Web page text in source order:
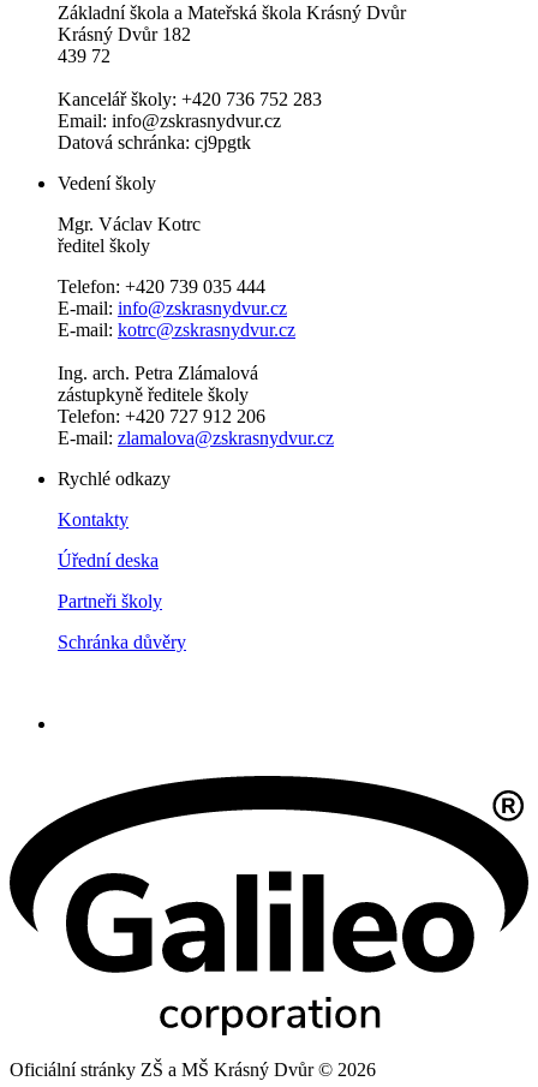
Základní škola a Mateřská škola Krásný Dvůr
Krásný Dvůr 182
439 72
Kancelář školy: +420 736 752 283
Email: info@zskrasnydvur.cz
Datová schránka: cj9pgtk
Vedení školy
Mgr. Václav Kotrc
ředitel školy
Telefon: +420 739 035 444
E-mail: info@zskrasnydvur.cz
E-mail: kotrc@zskrasnydvur.cz
Ing. arch. Petra Zlámalová
zástupkyně ředitele školy
Telefon: +420 727 912 206
E-mail: zlamalova@zskrasnydvur.cz
Rychlé odkazy
Kontakty
Úřední deska
Partneři školy
Schránka důvěry
Oficiální stránky ZŠ a MŠ Krásný Dvůr © 2026